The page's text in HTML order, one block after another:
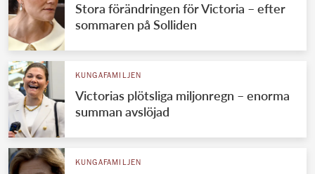
Stora förändringen för Victoria – efter
sommaren på Solliden
KUNGAFAMILJEN
Victorias plötsliga miljonregn – enorma
summan avslöjad
KUNGAFAMILJEN